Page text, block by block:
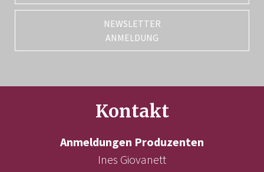
NEWSLETTER
ANMELDUNG
Kontakt
Anmeldungen Produzenten
Ines Giovanett